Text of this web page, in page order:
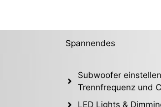
Spannendes
Subwoofer
Trennfrequenz und
LED Lights &